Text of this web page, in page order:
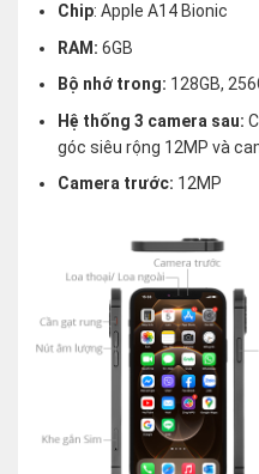
Chip: Apple A14 Bionic
RAM: 6GB
Bộ nhớ trong: 128GB,
Hệ thống 3 camera sau:
góc siêu rộng 12MP và
Camera trước: 12MP